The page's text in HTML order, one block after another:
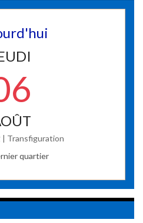
| Transfiguration
quartier